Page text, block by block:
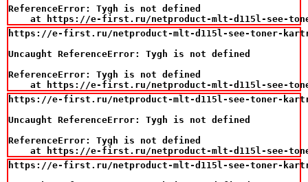
ReferenceError: Tygh is not defined
at https://e-first.ru/netproduct-mlt-d115l-see-
https://e-first.ru/netproduct-mlt-d115l-see-toner-
Uncaught ReferenceError: Tygh is not defined
ReferenceError: Tygh is not defined
at https://e-first.ru/netproduct-mlt-d115l-see-
https://e-first.ru/netproduct-mlt-d115l-see-toner-
Uncaught ReferenceError: Tygh is not defined
ReferenceError: Tygh is not defined
at https://e-first.ru/netproduct-mlt-d115l-see-
https://e-first.ru/netproduct-mlt-d115l-see-toner-